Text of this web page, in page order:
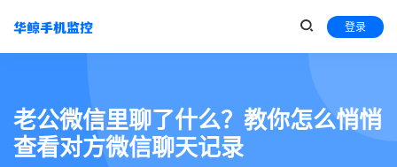
登录
老公微信里聊了什么？教你怎么悄悄
查看对方微信聊天记录